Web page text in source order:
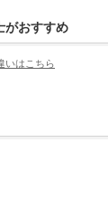
がおすすめ
いはこちら